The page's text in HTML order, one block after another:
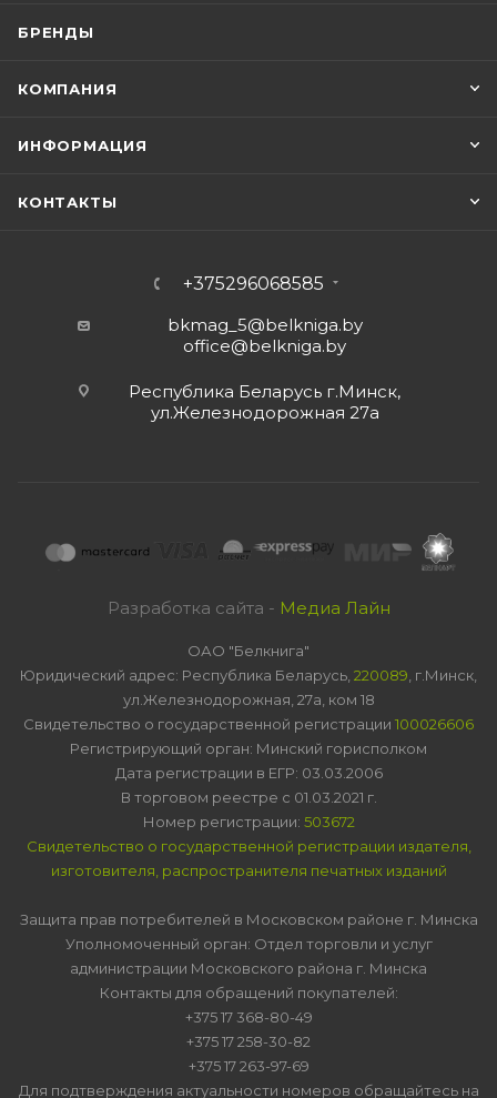
БРЕНДЫ
КОМПАНИЯ
ИНФОРМАЦИЯ
КОНТАКТЫ
+375296068585
bkmag_5@belkniga.by
office@belkniga.by
Республика Беларусь г.Минск,
ул.Железнодорожная 27а
Разработка сайта - Медиа Лайн
ОАО "Белкнига"
Юридический адрес: Республика Беларусь, 220089 , г.Минск,
ул.Железнодорожная, 27а, ком 18
Свидетельство о государственной регистрации 100026606
Регистрирующий орган: Минский горисполком
Дата регистрации в ЕГР: 03.03.2006
В торговом реестре с 01.03.2021 г.
Номер регистрации: 503672
Свидетельство о государственной регистрации издателя,
изготовителя, распространителя печатных изданий
Защита прав потребителей в Московском районе г. Минска
Уполномоченный орган: Отдел торговли и услуг
администрации Московского района г. Минска
Контакты для обращений покупателей:
+375 17 368-80-49
+375 17 258-30-82
+375 17 263-97-69
Для подтверждения актуальности номеров обращайтесь на